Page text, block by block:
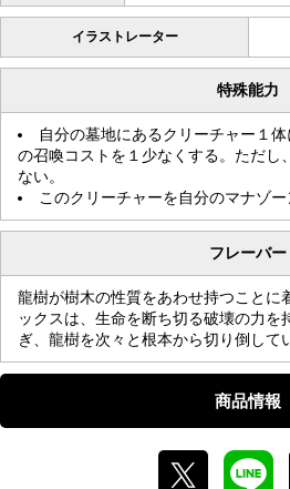
イラストレーター
特殊能力
自分の墓地にあるクリーチャー１
の召喚コストを１少なくする。ただし
ない。
このクリーチャーを自分のマナゾー
フレーバー
龍樹が樹木の性質をあわせ持つことに
ックスは、生命を断ち切る破壊の力を
ぎ、龍樹を次々と根本から切り倒して
商品情報